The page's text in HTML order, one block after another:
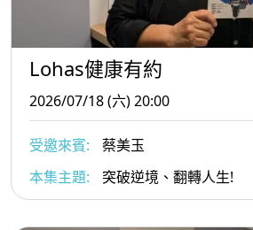
Lohas健康有約
2026/07/18 (六) 20:00
受邀來賓:
蔡美玉
本集主題:
突破逆境、翻轉人生!